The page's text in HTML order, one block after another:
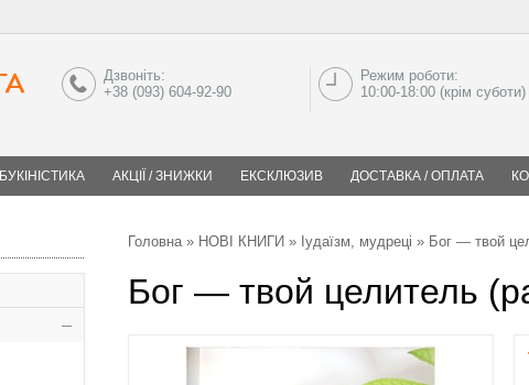
Дзвоніть:
+38 (093) 604-92-90
Режим роботи:
10:00-18:00 (крім суботи)
БУКІНІСТИКА АКЦІЇ / ЗНИЖКИ ЕКСКЛЮЗИВ ДОСТАВКА / ОПЛАТА
Головна» НОВІ КНИГИ » Іудаїзм, мудреці » Бог — твой
Бог — твой целитель